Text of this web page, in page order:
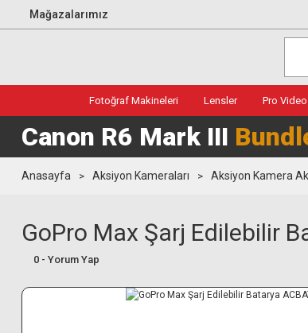
Mağazalarımız
Fotoğraf Makineleri Lensler Pro Video
Canon R6 Mark III
Anasayfa Aksiyon Kameraları Aksiyon Kamera
GoPro Max Şarj Edilebilir
0 - Yorum Yap